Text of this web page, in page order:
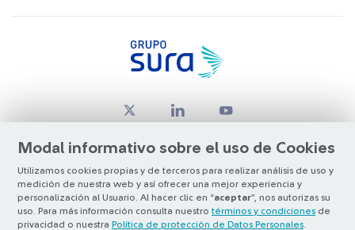
Modal informativo sobre el uso de Cookies
Utilizamos cookies propias y de terceros para realizar análisis de uso y
medición de nuestra web y así ofrecer una mejor experiencia y
personalización al Usuario. Al hacer clic en “aceptar”, nos autorizas su
uso. Para más información consulta nuestro términos y condiciones de
privacidad o nuestra Política de protección de Datos Personales
© Copyright Grupo SURA 2026